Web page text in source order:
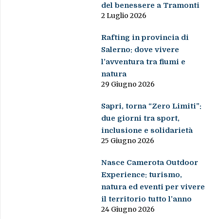
del benessere a Tramonti
2 Luglio 2026
Rafting in provincia di
Salerno: dove vivere
l’avventura tra fiumi e
natura
29 Giugno 2026
Sapri, torna “Zero Limiti”:
due giorni tra sport,
inclusione e solidarietà
25 Giugno 2026
Nasce Camerota Outdoor
Experience: turismo,
natura ed eventi per vivere
il territorio tutto l’anno
24 Giugno 2026